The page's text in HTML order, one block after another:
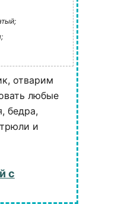
отварим
любые
бедра,
и
с